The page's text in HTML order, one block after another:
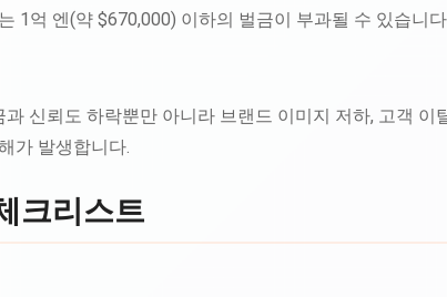
1억 엔(약 $670,000) 이하의 벌금이 부과될 수 있습니
신뢰도 하락뿐만 아니라 브랜드 이미지 저하, 고객 이
가 발생합니다.
크리스트